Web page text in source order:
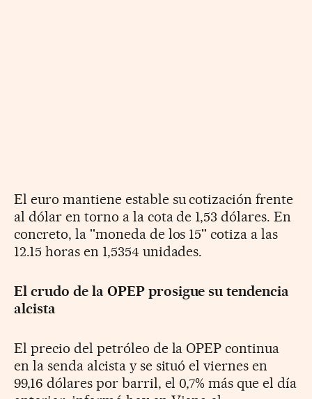
El euro mantiene estable su cotización frente
al dólar en torno a la cota de 1,53 dólares. En
concreto, la ''moneda de los 15'' cotiza a las
12.15 horas en 1,5354 unidades.
El crudo de la OPEP prosigue su tendencia
alcista
El precio del petróleo de la OPEP continua
en la senda alcista y se situó el viernes en
99,16 dólares por barril, el 0,7% más que el día